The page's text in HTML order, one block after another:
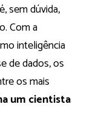
sem dúvida,
Com a
inteligência
de dados, os
os mais
um cientista